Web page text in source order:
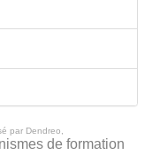
par Dendreo,
de formation